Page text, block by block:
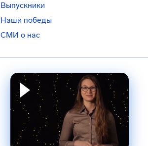
Выпускники
Наши победы
СМИ о нас